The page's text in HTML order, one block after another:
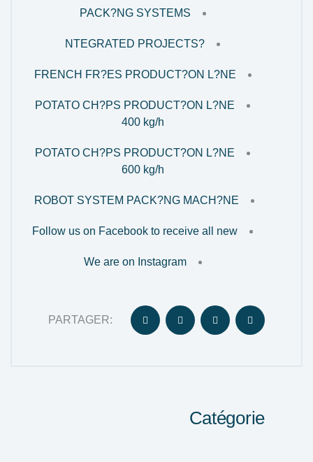
PACK?NG SYSTEMS
?NTEGRATED PROJECTS
FRENCH FR?ES PRODUCT?ON L?NE
POTATO CH?PS PRODUCT?ON L?NE
400 kg/h
POTATO CH?PS PRODUCT?ON L?NE
600 kg/h
ROBOT SYSTEM PACK?NG MACH?NE
Follow us on Facebook to receive all new
We are on Instagram
PARTAGER:
Catégorie